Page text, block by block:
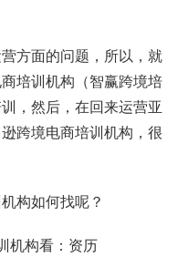
方面的问题，所以，就
培训机构（智赢跨境培
，然后，在回来运营亚
跨境电商培训机构，很
构如何找呢？
机构看：资历